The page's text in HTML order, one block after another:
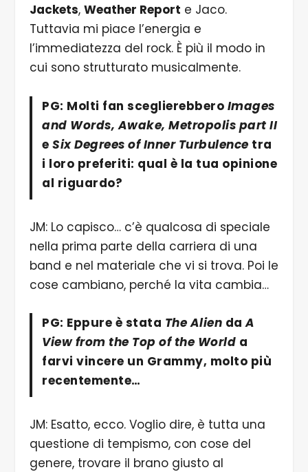
Jackets, Weather Report e Jaco.
Tuttavia mi piace l’energia e
l’immediatezza del rock. È più il modo in
cui sono strutturato musicalmente.
PG: Molti fan sceglierebbero Images
and Words, Awake, Metropolis part II
e Six Degrees of Inner Turbulence tra
i loro preferiti: qual è la tua opinione
al riguardo?
JM: Lo capisco… c’è qualcosa di speciale
nella prima parte della carriera di una
band e nel materiale che vi si trova. Poi le
cose cambiano, perché la vita cambia…
PG: Eppure è stata The Alien daA
View from the Top of the World a
farvi vincere un Grammy, molto più
recentemente…
JM: Esatto, ecco. Voglio dire, è tutta una
questione di tempismo, con cose del
genere, trovare il brano giusto al